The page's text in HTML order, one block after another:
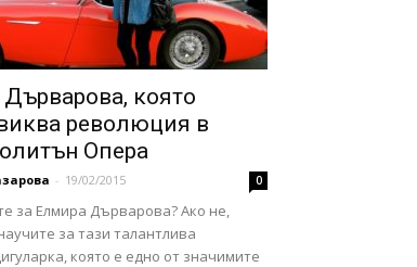
която
революция в
Опера
- 19/02/2015 0
за Елмира Дърварова? Ако не,
за тази талантлива
която е едно от значимите